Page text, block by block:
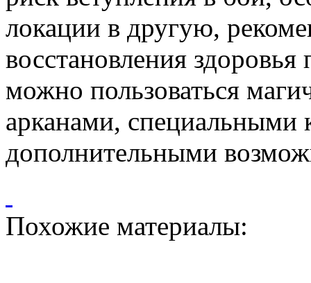
локации в другую,
восстановления
можно пользоваться
арканами,
дополнительными
Похожие материалы: